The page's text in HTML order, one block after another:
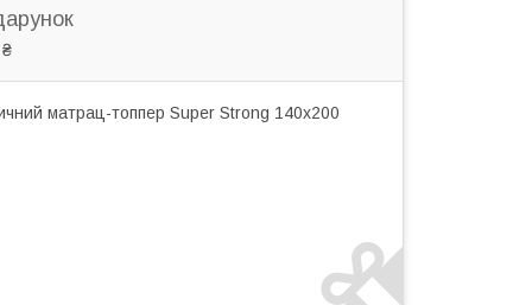
матрац-топпер Super Strong 140x200